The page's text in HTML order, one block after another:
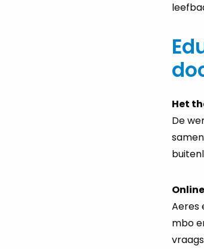
Het
De
Aeres
mbo